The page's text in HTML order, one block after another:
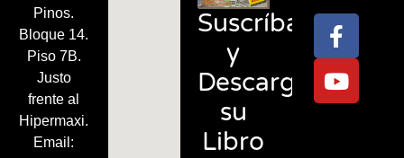
Pinos.
Bloque 14.
Piso 7B.
Justo
frente al
Hipermaxi.
Email:
Suscríbase
y
Descargue
su
Libro